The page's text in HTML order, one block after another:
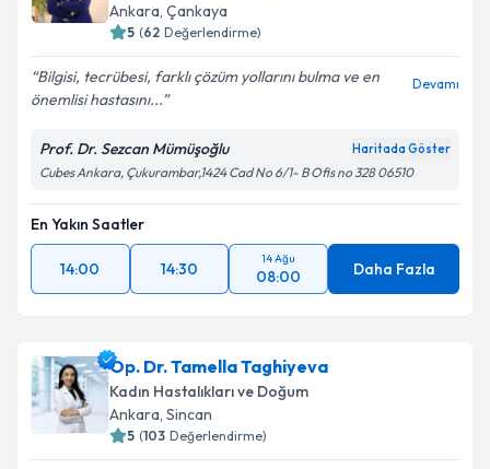
Ankara, Çankaya
5 (62 Değerlendirme)
Bilgisi, tecrübesi, farklı çözüm yollarını bulma ve en
önemlisi hastasını...
Devamı
Prof. Dr. Sezcan Mümüşoğlu Haritada Göster
Cubes Ankara, Çukurambar,1424 Cad No 6/1- B Ofis no 328 06510
En Yakın Saatler
14:00 14:30
14 Ağu
08:00 Daha Fazla
Op. Dr. Tamella Taghiyeva
Kadın Hastalıkları ve Doğum
Ankara, Sincan
5 (103 Değerlendirme)